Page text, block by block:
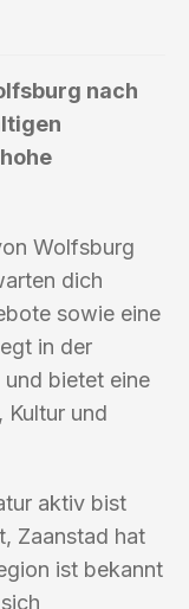
nach
Wolfsburg
dich
sowie eine
in der
bietet eine
Kultur und
aktiv bist
Zaanstad hat
ist bekannt